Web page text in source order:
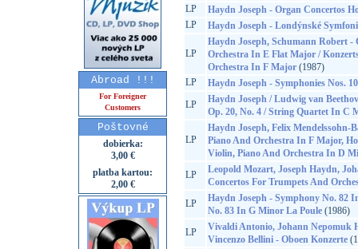
Abroad !!!
For Foreigner
Customers
Poštovné
dobierka:
3,00 €
platba kartou:
2,00 €
LP
Haydn Joseph - Organ Concertos
LP
Haydn Joseph - Londýnské
LP
Haydn Joseph, Schumann Robert -
Orchestra In E Flat Major /
Orchestra In F Major(1987)
LP
Haydn Joseph - Symphonies Nos.
LP
Haydn Joseph / Ludwig van
Op. 20, No. 4 / String Quartet In C
LP
Haydn Joseph, Felix
Piano And Orchestra In F Major,
Violin, Piano And Orchestra In D
LP
Leopold Mozart, Joseph Haydn,
Concertos For Trumpets And
LP
Haydn Joseph - Symphony No. 82
No. 83 In G Minor La Poule(1986)
LP
Vivaldi Antonio, Johann Nepomuk
Vincenzo Bellini - Oboen Konzerte